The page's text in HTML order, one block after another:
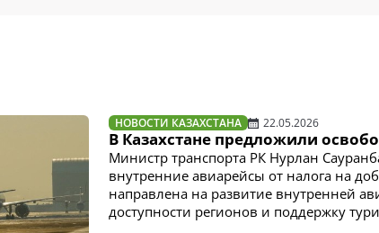
НОВОСТИ КАЗАХСТАНА 22.05.2026
В Казахстане предложили
Министр транспорта РК Нурлан
внутренние авиарейсы от налога на
направлена на развитие внутренней
доступности регионов и поддержку